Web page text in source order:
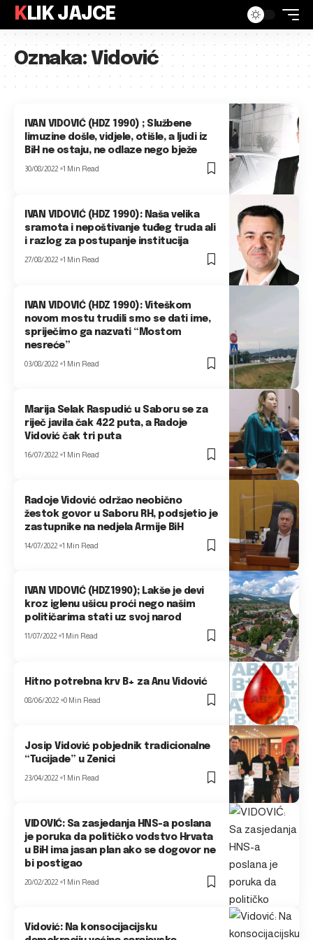
KLIK JAJCE
Oznaka:Vidović
IVAN VIDOVIĆ (HDZ 1990) ; Službene
limuzine došle, vidjele, otišle, a ljudi iz
BiH ne ostaju, ne odlaze nego bježe
30/08/2022 1 Min Read
IVAN VIDOVIĆ (HDZ 1990): Naša velika
sramota i nepoštivanje tuđeg truda ali
i razlog za postupanje institucija
27/08/2022 1 Min Read
IVAN VIDOVIĆ (HDZ 1990): Viteškom
novom mostu trudili smo se dati ime,
spriječimo ga nazvati “Mostom
nesreće”
03/08/2022 1 Min Read
Marija Selak Raspudić u Saboru se za
riječ javila čak 422 puta, a Radoje
Vidović čak tri puta
16/07/2022 1 Min Read
Radoje Vidović održao neobično
žestok govor u Saboru RH, podsjetio je
zastupnike na nedjela Armije BiH
14/07/2022 1 Min Read
IVAN VIDOVIĆ (HDZ1990); Lakše je devi
kroz iglenu ušicu proći nego našim
političarima stati uz svoj narod
11/07/2022 1 Min Read
Hitno potrebna krv B+ za Anu Vidović
08/06/2022 0 Min Read
Josip Vidović pobjednik tradicionalne
“Tucijade” u Zenici
23/04/2022 1 Min Read
VIDOVIĆ: Sa zasjedanja HNS-a poslana
je poruka da političko vodstvo Hrvata
u BiH ima jasan plan ako se dogovor ne
bi postigao
20/02/2022 1 Min Read
Vidović: Na konsocijacijsku